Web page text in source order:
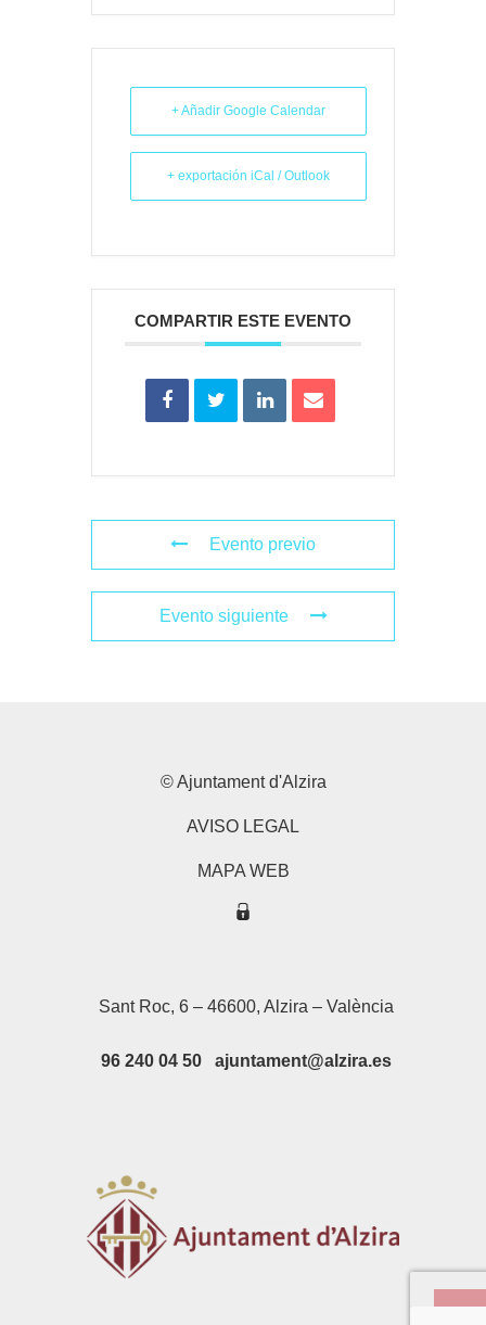
+ Añadir Google Calendar
+ exportación iCal / Outlook
COMPARTIR ESTE EVENTO
Evento previo
Evento siguiente
© Ajuntament d'Alzira
AVISO LEGAL
MAPA WEB
Sant Roc, 6 – 46600, Alzira – València
96 240 04 50 ajuntament@alzira.es